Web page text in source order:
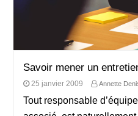
Savoir mener un
25 janvier 2009 Annette
Tout responsable